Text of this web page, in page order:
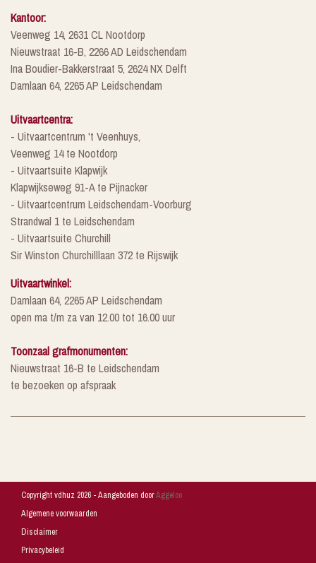
Kantoor:
Veenweg 14, 2631 CL Nootdorp
Nieuwstraat 16-B, 2266 AD Leidschendam
Ina Boudier-Bakkerstraat 5, 2624 NX Delft
Damlaan 64, 2265 AP Leidschendam
Uitvaartcentra:
- Uitvaartcentrum 't Veenhuys,
Veenweg 14 te Nootdorp
- Uitvaartsuite Klapwijk
Klapwijkseweg 91-A te Pijnacker
- Uitvaartcentrum Leidschendam-Voorburg
Strandwal 1 te Leidschendam
- Uitvaartsuite Churchill
Sir Winston Churchilllaan 372 te Rijswijk
Uitvaartwinkel:
Damlaan 64, 2265 AP Leidschendam
open ma t/m za van 12.00 tot 16.00 uur
Toonzaal grafmonumenten:
Nieuwstraat 16-B te Leidschendam
te bezoeken op afspraak
Copyright vdhuz 2026 - Aangeboden doorAggeloo
Algemene voorwaarden
Disclaimer
Privacybeleid